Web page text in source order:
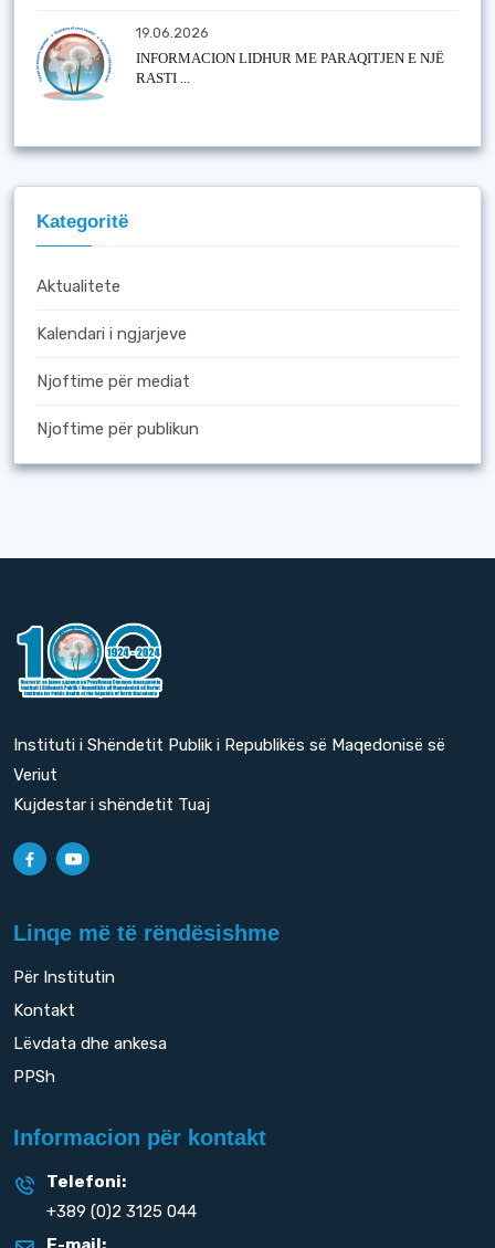
19.06.2026
INFORMACION LIDHUR ME PARAQITJEN E NJË
RASTI ...
Kategoritë
Aktualitete
Kalendari i ngjarjeve
Njoftime për mediat
Njoftime për publikun
Instituti i Shëndetit Publik i Republikës së Maqedonisë së
Veriut
Kujdestar i shëndetit Tuaj
Linqe më të rëndësishme
Për Institutin
Kontakt
Lëvdata dhe ankesa
PPSh
Informacion për kontakt
Telefoni:
+389 (0)2 3125 044